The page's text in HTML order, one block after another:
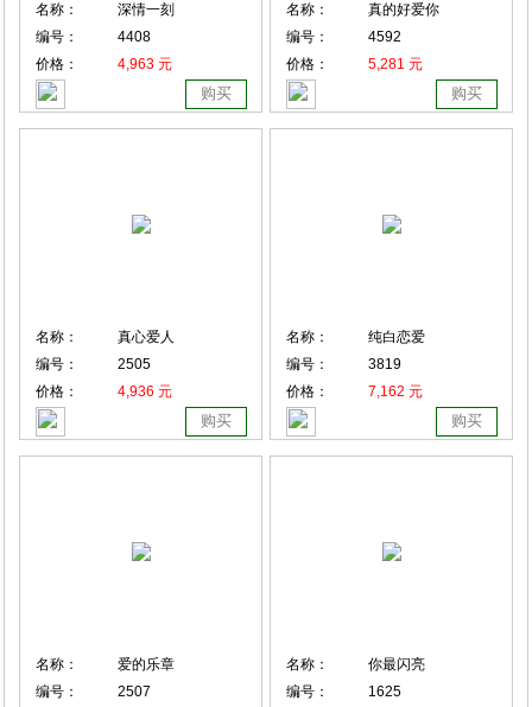
名称：
深情一刻
编号：
4408
价格：
4,963 元
购买
名称：
真的好爱你
编号：
4592
价格：
5,281 元
购买
名称：
真心爱人
编号：
2505
价格：
4,936 元
购买
名称：
纯白恋爱
编号：
3819
价格：
7,162 元
购买
名称：
爱的乐章
编号：
2507
名称：
你最闪亮
编号：
1625